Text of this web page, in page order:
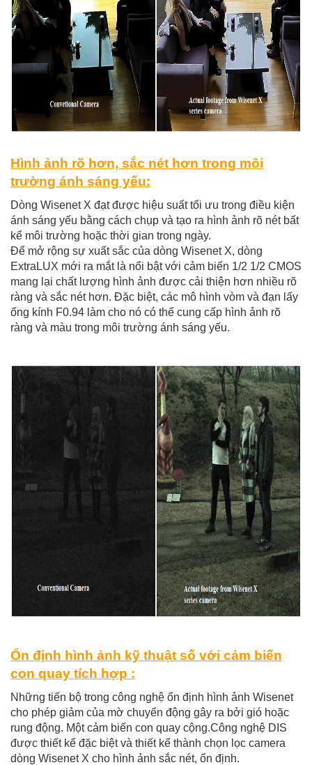
Hình ảnh rõ hơn, sắc nét hơn trong môi
trường ánh sáng yếu:
Dòng Wisenet X đạt được hiệu suất tối ưu trong điều kiện
ánh sáng yếu bằng cách chụp và tạo ra hình ảnh rõ nét bất
kể môi trường hoặc thời gian trong ngày.
Để mở rộng sự xuất sắc của dòng Wisenet X, dòng
ExtraLUX mới ra mắt là nổi bật với cảm biến 1/2 1/2 CMOS
mang lại chất lượng hình ảnh được cải thiện hơn nhiều rõ
ràng và sắc nét hơn. Đặc biệt, các mô hình vòm và đạn lấy
ống kính F0.94 làm cho nó có thể cung cấp hình ảnh rõ
ràng và màu trong môi trường ánh sáng yếu.
Ổn định hình ảnh kỹ thuật số với cảm biến
con quay tích hợp :
Những tiến bộ trong công nghệ ổn định hình ảnh Wisenet
cho phép giảm của mờ chuyển động gây ra bởi gió hoặc
rung động. Một cảm biến con quay cộng.Công nghệ DIS
được thiết kế đặc biệt và thiết kế thành chọn lọc camera
dòng Wisenet X cho hình ảnh sắc nét, ổn định.